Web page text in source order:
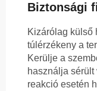
Biztonsági
Kizárólag külső
túlérzékeny a
Kerülje a
használja
reakció esetén